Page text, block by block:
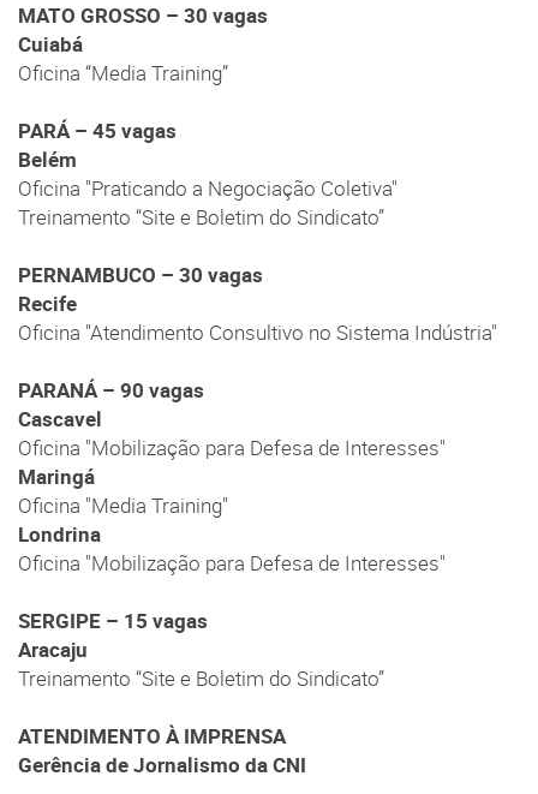
MATO GROSSO – 30 vagas
Cuiabá
Oficina “Media Training”
PARÁ – 45 vagas
Belém
Oficina "Praticando a Negociação Coletiva"
Treinamento “Site e Boletim do Sindicato”
PERNAMBUCO – 30 vagas
Recife
Oficina "Atendimento Consultivo no Sistema Indústria"
PARANÁ – 90 vagas
Cascavel
Oficina "Mobilização para Defesa de Interesses"
Maringá
Oficina "Media Training"
Londrina
Oficina "Mobilização para Defesa de Interesses"
SERGIPE – 15 vagas
Aracaju
Treinamento “Site e Boletim do Sindicato”
ATENDIMENTO À IMPRENSA
Gerência de Jornalismo da CNI